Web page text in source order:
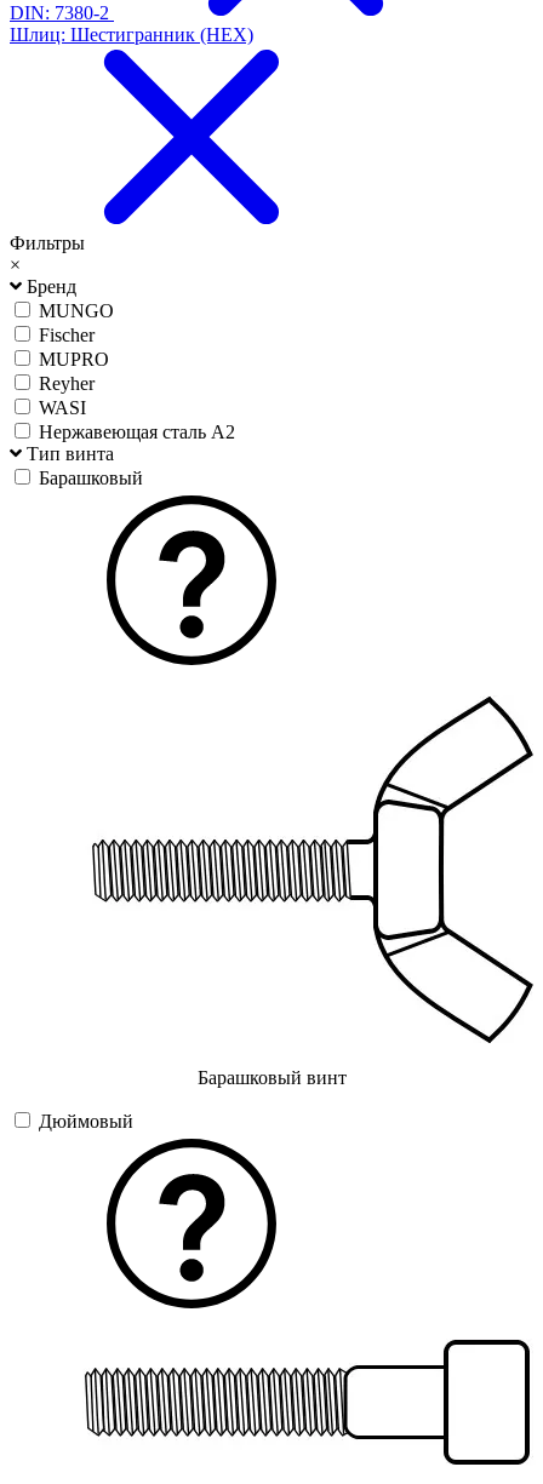
DIN: 7380-2
Шлиц: Шестигранник (HEX)
Фильтры
×
Бренд
MUNGO
Fischer
MUPRO
Reyher
WASI
Нержавеющая сталь А2
Тип винта
Барашковый
Барашковый винт
Дюймовый